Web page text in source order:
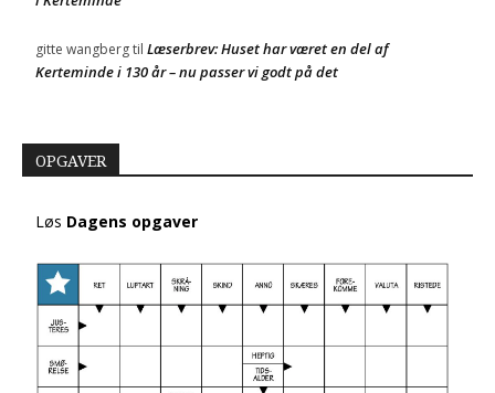
gitte wangbergtil Læserbrev: Huset har været en del af
Kerteminde i 130 år – nu passer vi godt på det
OPGAVER
Løs Dagens opgaver